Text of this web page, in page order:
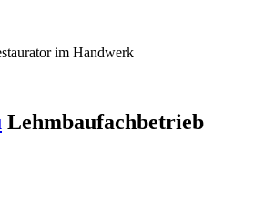
im Handwerk
Lehmbaufachbetrieb